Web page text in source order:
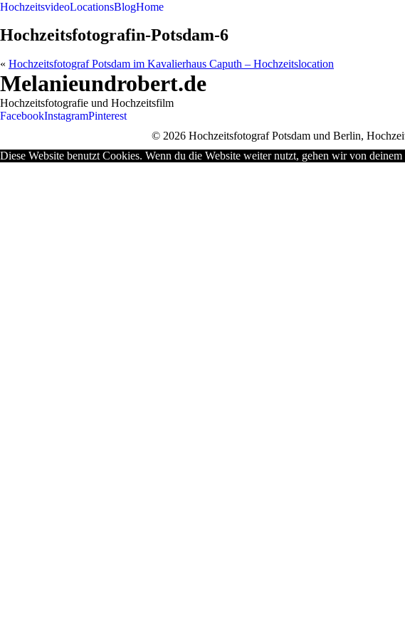
HochzeitsvideoLocationsBlogHome
Hochzeitsfotografin-Potsdam-6
« Hochzeitsfotograf Potsdam im Kavalierhaus Caputh – Hochzeitslocation
Melanieundrobert.de
Hochzeitsfotografie und Hochzeitsfilm
FacebookInstagramPinterest
© 2026 Hochzeitsfotograf Potsdam und Berlin,
Diese Website benutzt Cookies. Wenn du die Website weiter nutzt, gehen wir von deinem